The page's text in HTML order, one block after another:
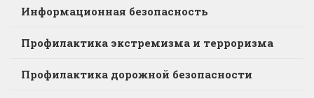
Информационная безопасность
Профилактика экстремизма и терроризма
Профилактика дорожной безопасности